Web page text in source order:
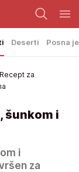
Deserti Posna
Recept za
šunkom i
i
za